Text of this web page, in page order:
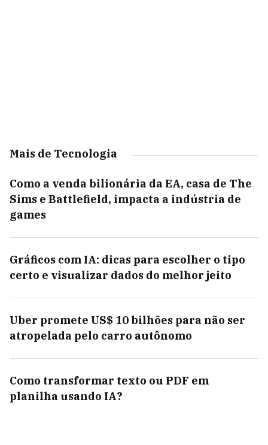
Mais de Tecnologia
Como a venda bilionária da EA, casa de The
Sims e Battlefield, impacta a indústria de
games
Gráficos com IA: dicas para escolher o tipo
certo e visualizar dados do melhor jeito
Uber promete US$ 10 bilhões para não ser
atropelada pelo carro autônomo
Como transformar texto ou PDF em
planilha usando IA?